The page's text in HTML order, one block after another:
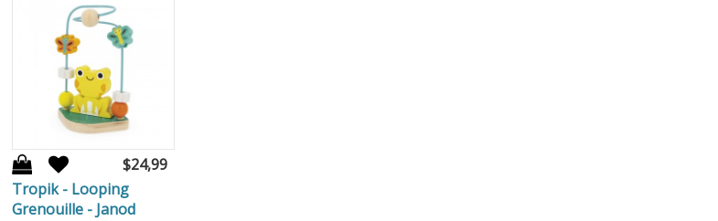
$24,99
Tropik - Looping
Grenouille - Janod